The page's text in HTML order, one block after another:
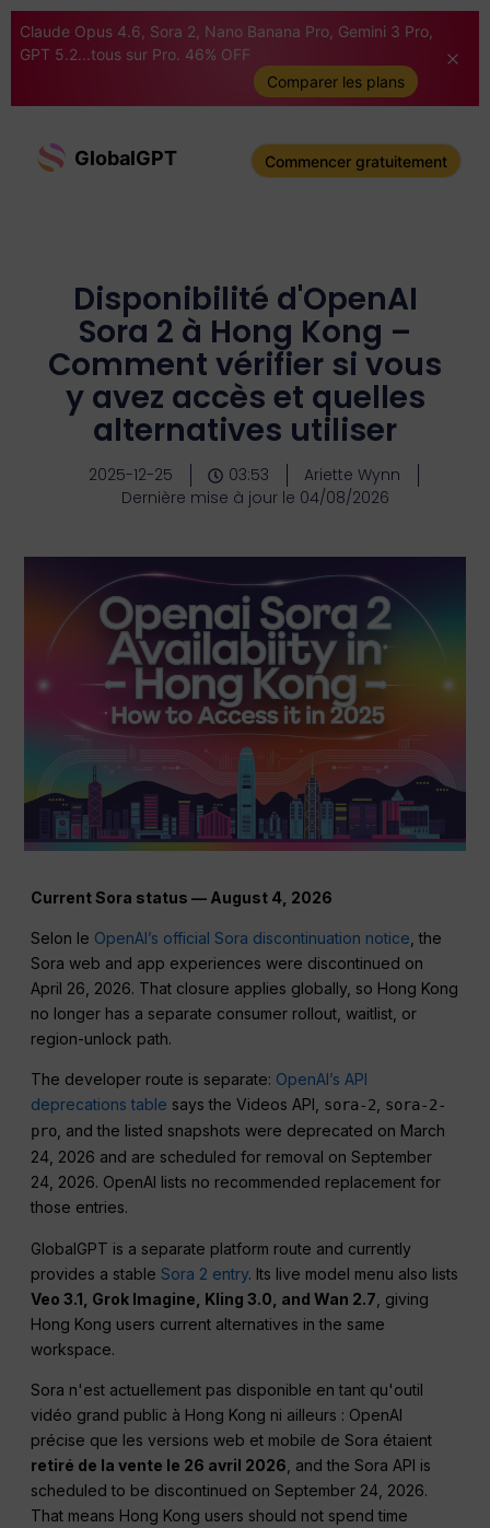
Claude Opus 4.6, Sora 2, Nano Banana Pro, Gemini 3 Pro,
GPT 5.2...tous sur Pro. 46% OFF
Comparer les plans
GlobalGPT Commencer gratuitement
Disponibilité d'OpenAI
Sora 2 à Hong Kong –
Comment vérifier si vous
y avez accès et quelles
alternatives utiliser
2025-12-25 03:53
Ariette Wynn
Dernière mise à jour le 04/08/2026
Current Sora status — August 4, 2026
Selon le OpenAI’s official Sora discontinuation notice , the
Sora web and app experiences were discontinued on
April 26, 2026. That closure applies globally, so Hong Kong
no longer has a separate consumer rollout, waitlist, or
region-unlock path.
The developer route is separate: OpenAI’s API
deprecations table says the Videos API, sora-2, sora-2-
pro, and the listed snapshots were deprecated on March
24, 2026 and are scheduled for removal on September
24, 2026. OpenAI lists no recommended replacement for
those entries.
GlobalGPT is a separate platform route and currently
provides a stableSora 2 entry. Its live model menu also lists
Veo 3.1, Grok Imagine, Kling 3.0, and Wan 2.7 , giving
Hong Kong users current alternatives in the same
workspace.
Sora n'est actuellement pas disponible en tant qu'outil
vidéo grand public à Hong Kong ni ailleurs : OpenAI
précise que les versions web et mobile de Sora étaient
retiré de la vente le 26 avril 2026 , and the Sora API is
scheduled to be discontinued on September 24, 2026.
That means Hong Kong users should not spend time